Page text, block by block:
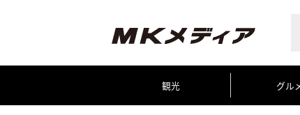
観光 グル